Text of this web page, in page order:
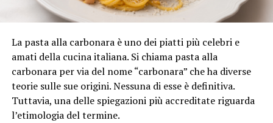
La pasta alla carbonara è uno dei piatti più celebri e
amati della cucina italiana. Si chiama pasta alla
carbonara per via del nome “carbonara” che ha diverse
teorie sulle sue origini. Nessuna di esse è definitiva.
Tuttavia, una delle spiegazioni più accreditate riguarda
l’etimologia del termine.